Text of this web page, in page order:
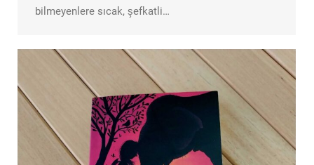
bilmeyenlere sıcak, şefkatli…